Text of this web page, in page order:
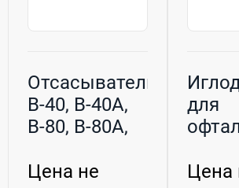
Отсасыватели
В-40, В-40А,
В-80, В-80А,
Цена не
для
Цена